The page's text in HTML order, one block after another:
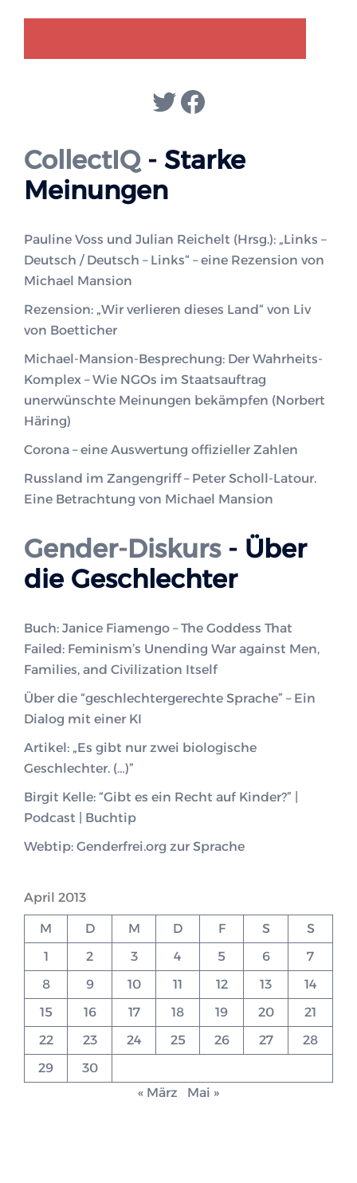
Twitter
Facebook
CollectIQ- Starke
Meinungen
Pauline Voss und Julian Reichelt (Hrsg.): „Links –
Deutsch / Deutsch – Links“ – eine Rezension von
Michael Mansion
Rezension: „Wir verlieren dieses Land“ von Liv
von Boetticher
Michael-Mansion-Besprechung: Der Wahrheits-
Komplex – Wie NGOs im Staatsauftrag
unerwünschte Meinungen bekämpfen (Norbert
Häring)
Corona – eine Auswertung offizieller Zahlen
Russland im Zangengriff – Peter Scholl-Latour.
Eine Betrachtung von Michael Mansion
Gender-Diskurs- Über
die Geschlechter
Buch: Janice Fiamengo – The Goddess That
Failed: Feminism’s Unending War against Men,
Families, and Civilization Itself
Über die “geschlechtergerechte Sprache” – Ein
Dialog mit einer KI
Artikel: „Es gibt nur zwei biologische
Geschlechter. (…)”
Birgit Kelle: “Gibt es ein Recht auf Kinder?” |
Podcast | Buchtip
Webtip: Genderfrei.org zur Sprache
April 2013
M D M D F S
S
1
2 3 4 5 6
7
8
9 10 11 12 13
14
15
16 17 18 19 20
21
22
23 24 25 26 27
28
29
30
« März
Mai »